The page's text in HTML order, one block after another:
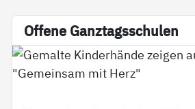
Of­fe­ne Ganz­tags­schu­len